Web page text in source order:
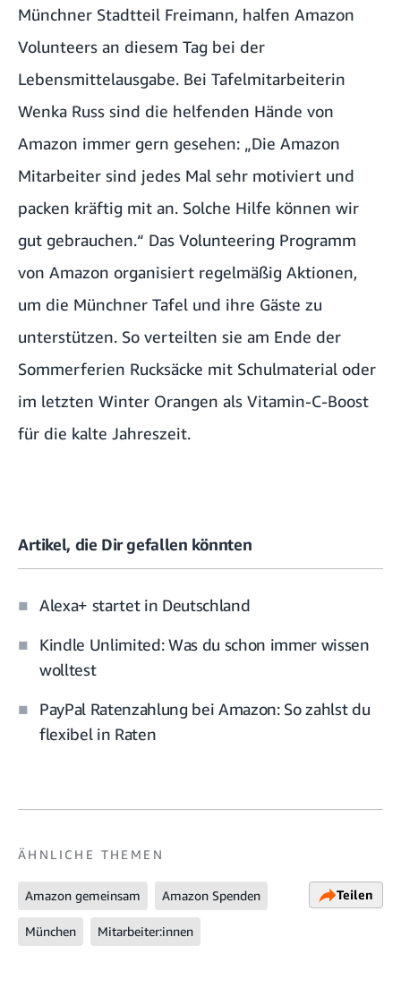
Münchner Stadtteil Freimann, halfen Amazon
Volunteers an diesem Tag bei der
Lebensmittelausgabe. Bei Tafelmitarbeiterin
Wenka Russ sind die helfenden Hände von
Amazon immer gern gesehen: „Die Amazon
Mitarbeiter sind jedes Mal sehr motiviert und
packen kräftig mit an. Solche Hilfe können wir
gut gebrauchen.“ Das Volunteering Programm
von Amazon organisiert regelmäßig Aktionen,
um die Münchner Tafel und ihre Gäste zu
unterstützen. So verteilten sie am Ende der
Sommerferien Rucksäcke mit Schulmaterial oder
im letzten Winter Orangen als Vitamin-C-Boost
für die kalte Jahreszeit.
Artikel, die Dir gefallen könnten
Alexa+ startet in Deutschland
Kindle Unlimited: Was du schon immer wissen
wolltest
PayPal Ratenzahlung bei Amazon: So zahlst du
flexibel in Raten
ÄHNLICHE THEMEN
Amazon gemeinsam Amazon Spenden
München Mitarbeiter:innen
Teilen